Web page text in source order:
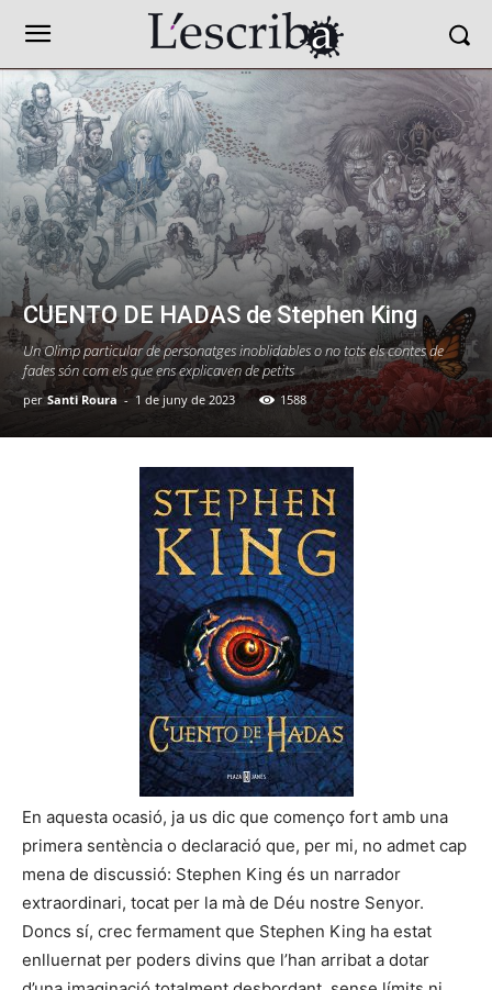
CUENTO DE HADAS de Stephen King
Un Olimp particular de personatges inoblidables o no tots els contes de
fades són com els que ens explicaven de petits
per Santi Roura - 1 de juny de 2023 1588
En aquesta ocasió, ja us dic que començo fort amb una
primera sentència o declaració que, per mi, no admet cap
mena de discussió: Stephen King és un narrador
extraordinari, tocat per la mà de Déu nostre Senyor.
Doncs sí, crec fermament que Stephen King ha estat
enlluernat per poders divins que l’han arribat a dotar